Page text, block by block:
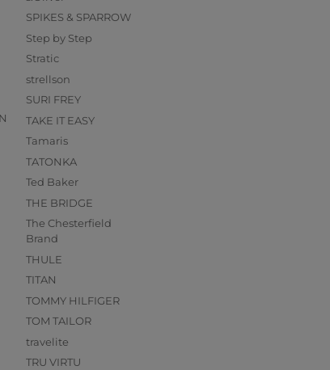
SPIKES & SPARROW
Step by Step
Stratic
strellson
SURI FREY
TAKE IT EASY
Tamaris
TATONKA
Ted Baker
THE BRIDGE
The Chesterfield
Brand
THULE
TITAN
TOMMY HILFIGER
TOM TAILOR
travelite
TRU VIRTU